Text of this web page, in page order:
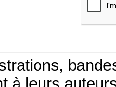
à leurs